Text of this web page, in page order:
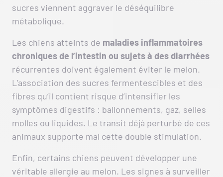
sucres viennent aggraver le déséquilibre
métabolique.
Les chiens atteints de maladies inflammatoires
chroniques de l’intestin ou sujets à des diarrhées
récurrentes doivent également éviter le melon.
L’association des sucres fermentescibles et des
fibres qu’il contient risque d’intensifier les
symptômes digestifs : ballonnements, gaz, selles
molles ou liquides. Le transit déjà perturbé de ces
animaux supporte mal cette double stimulation.
Enfin, certains chiens peuvent développer une
véritable allergie au melon. Les signes à surveiller